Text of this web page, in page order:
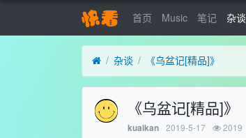
首页 Music 笔记 杂谈
杂谈 《乌盆记[精品]》
《乌盆记[精品]》
kuaikan 2019-5-17 2019